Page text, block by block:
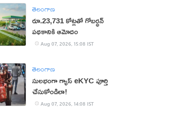
తెలంగాణ
రూ.23,731 కోట్లతో గోబర్ధన్
పథకానికి ఆమోదం
Aug 07, 2026, 15:08 IST
తెలంగాణ
సులభంగా గ్యాస్ eKYC పూర్తి
చేసుకోండిలా!
Aug 07, 2026, 14:08 IST